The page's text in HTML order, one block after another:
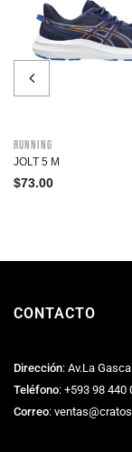
Running
JOLT 5 M
$73.00
CONTACTO
Dirección: Av.La
Teléfono: +593 98 440
Correo: